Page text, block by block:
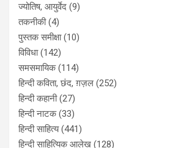
ज्योतिष, आयुर्वेद (9)
तकनीकी(4)
पुस्‍तक समीक्षा(10)
विविधा(142)
समसमायिक(114)
हिन्दी कविता, छंद, ग़ज़ल (252)
हिन्दी कहानी(27)
हिन्‍दी नाटक(33)
हिन्दी साहित्य(441)
हिन्दी साहित्यिक आलेख (128)